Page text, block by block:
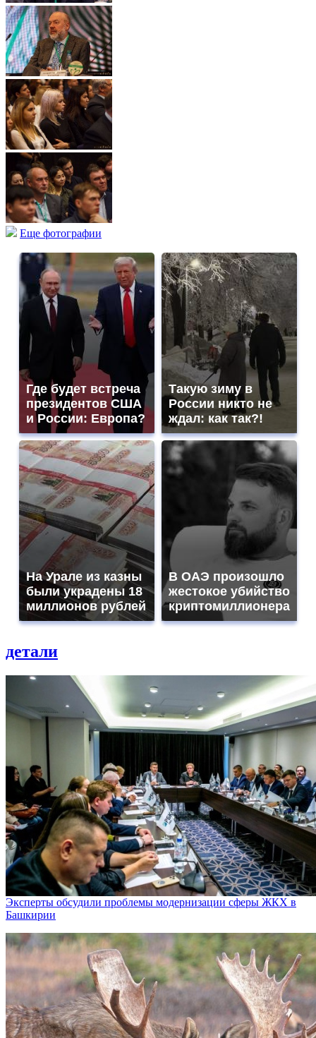
Еще фотографии
Где будет встреча
президентов США
и России: Европа?
Такую зиму в
России никто не
ждал: как так?!
На Урале из казны
были украдены 18
миллионов рублей
В ОАЭ произошло
жестокое убийство
криптомиллионера
детали
Эксперты обсудили проблемы модернизации сферы ЖКХ в
Башкирии